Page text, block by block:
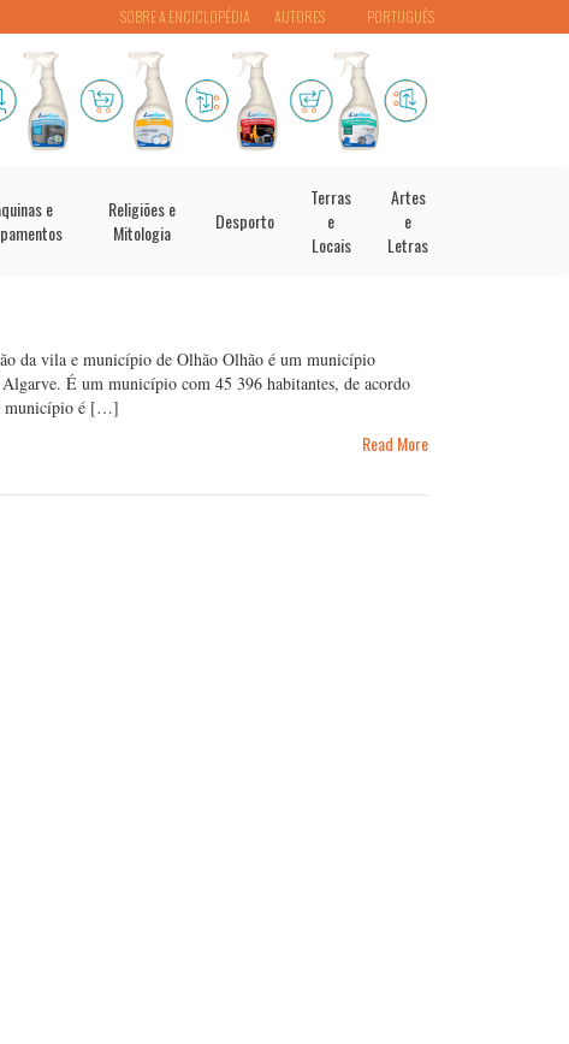
PORTUGUÊS
SOBRE A ENCICLOPÉDIA AUTORES
e
Religiões e
Mitologia
Desporto
Terras
e
Locais
Artes
e
Letras
da vila e município de Olhão Olhão é um município
É um município com 45 396 habitantes, de acordo
município é […]
Read More